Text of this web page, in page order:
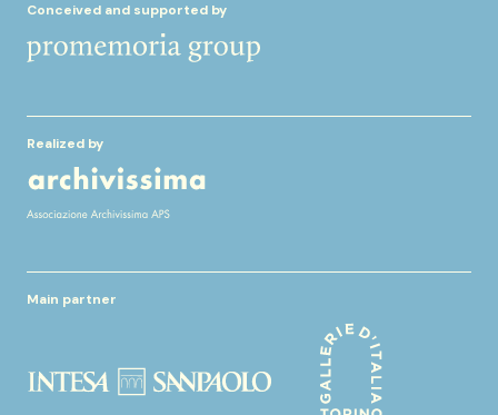
Conceived and supported by
Realized by
Main partner